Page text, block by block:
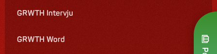
Ponuda
Kontakt
GRWTH Intervju
GRWTH Word